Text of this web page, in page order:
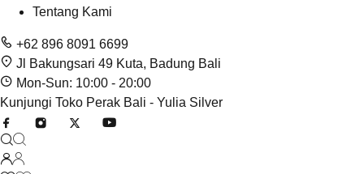
Tentang Kami
+62 896 8091 6699
Jl Bakungsari 49 Kuta, Badung Bali
Mon-Sun: 10:00 - 20:00
Kunjungi Toko Perak Bali - Yulia Silver